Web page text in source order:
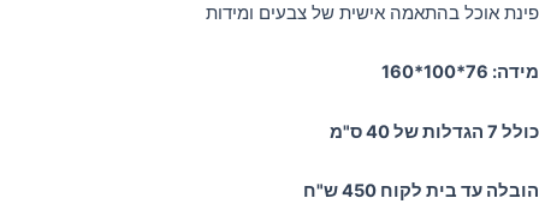
פינת אוכל בהתאמה אישית של צבעים ומידות
מידה: 76*100*160
כולל 7 הגדלות של 40 ס"מ
הובלה עד בית לקוח 450 ש"ח